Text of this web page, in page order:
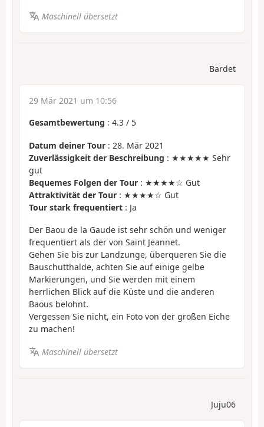
Maschinell übersetzt
Bardet
29 Mär 2021 um 10:56
Gesamtbewertung : 4.3 / 5
Datum deiner Tour : 28. Mär 2021
Zuverlässigkeit der Beschreibung : ★★★★★ Sehr
gut
Bequemes Folgen der Tour : ★★★★☆ Gut
Attraktivität der Tour : ★★★★☆ Gut
Tour stark frequentiert : Ja
Der Baou de la Gaude ist sehr schön und weniger
frequentiert als der von Saint Jeannet.
Gehen Sie bis zur Landzunge, überqueren Sie die
Bauschutthalde, achten Sie auf einige gelbe
Markierungen, und Sie werden mit einem
herrlichen Blick auf die Küste und die anderen
Baous belohnt.
Vergessen Sie nicht, ein Foto von der großen Eiche
zu machen!
Maschinell übersetzt
Juju06